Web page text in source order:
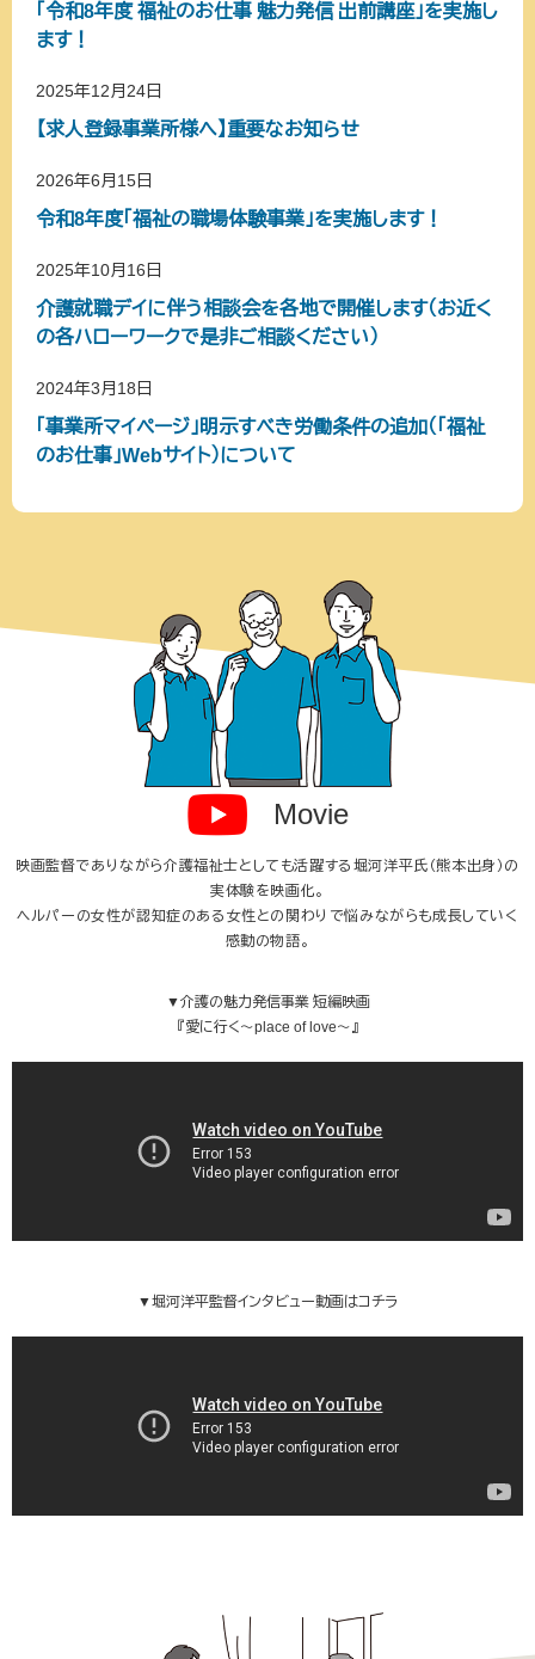
「令和8年度 福祉のお仕事 魅力発信 出前講座」を実施し
ます！
2025年12月24日
【求人登録事業所様へ】重要なお知らせ
2026年6月15日
令和8年度「福祉の職場体験事業」を実施します！
2025年10月16日
介護就職デイに伴う相談会を各地で開催します（お近く
の各ハローワークで是非ご相談ください）
2024年3月18日
「事業所マイページ」明示すべき労働条件の追加（「福祉
のお仕事」Webサイト）について
Movie
映画監督でありながら介護福祉士としても活躍する堀河洋平氏（熊本出身）の
実体験を映画化。
ヘルパーの女性が認知症のある女性との関わりで悩みながらも成長していく
感動の物語。
▼介護の魅力発信事業 短編映画
『愛に行く〜place of love〜』
▼堀河洋平監督インタビュー動画はコチラ